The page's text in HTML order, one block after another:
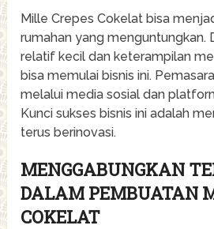
Mille Crepes Cokelat bisa
rumahan yang menguntungkan.
relatif kecil dan keterampilan
bisa memulai bisnis ini.
melalui media sosial dan
Kunci sukses bisnis ini adalah
terus berinovasi.
MENGGABUNGKAN
DALAM PEMBUATAN
COKELAT